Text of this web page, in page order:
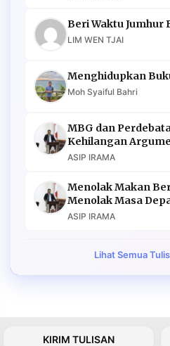
Beri Waktu Jumhur
LIM WEN TJAI
Menghidupkan
Moh Syaiful Bahri
MBG dan
Kehilangan
ASIP IRAMA
Menolak Makan
Menolak Masa
ASIP IRAMA
Lihat Semua
KIRIM TULISAN